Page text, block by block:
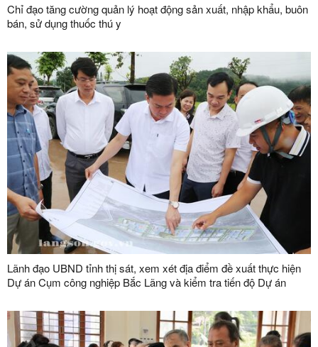
Chỉ đạo tăng cường quản lý hoạt động sản xuất, nhập khẩu, buôn
bán, sử dụng thuốc thú y
Lãnh đạo UBND tỉnh thị sát, xem xét địa điểm đề xuất thực hiện
Dự án Cụm công nghiệp Bắc Lãng và kiểm tra tiến độ Dự án